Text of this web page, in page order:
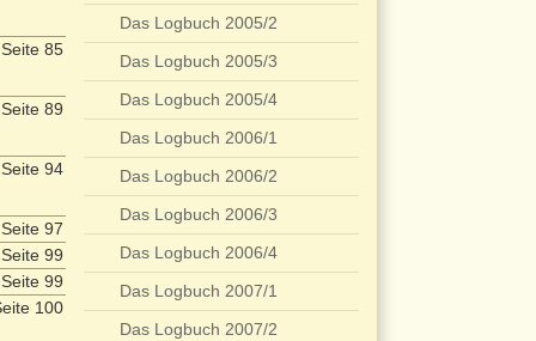
85
89
94
97
99
99
100
Das Logbuch 2005/2
Das Logbuch 2005/3
Das Logbuch 2005/4
Das Logbuch 2006/1
Das Logbuch 2006/2
Das Logbuch 2006/3
Das Logbuch 2006/4
Das Logbuch 2007/1
Das Logbuch 2007/2